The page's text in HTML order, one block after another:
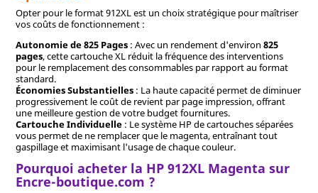
Opter pour le format 912XL est un choix stratégique pour maîtriser
vos coûts de fonctionnement :
Autonomie de 825 Pages: Avec un rendement d'environ 825
pages, cette cartouche XL réduit la fréquence des interventions
pour le remplacement des consommables par rapport au format
standard.
Économies Substantielles: La haute capacité permet de diminuer
progressivement le coût de revient par page impression, offrant
une meilleure gestion de votre budget fournitures.
Cartouche Individuelle: Le système HP de cartouches séparées
vous permet de ne remplacer que le magenta, entraînant tout
gaspillage et maximisant l'usage de chaque couleur.
Pourquoi acheter la HP 912XL Magenta sur
Encre-boutique.com ?